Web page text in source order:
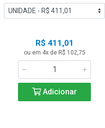
R$ 411,01
ou em 4x de R$ 102,75
Adicionar